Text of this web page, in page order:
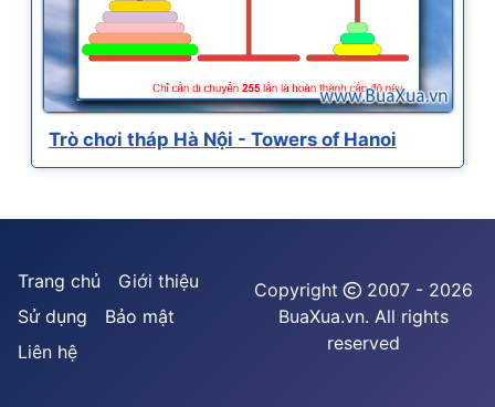
Trò chơi tháp Hà Nội - Towers of Hanoi
Trang chủ
Giới thiệu
Sử dụng
Bảo mật
Liên hệ
Copyright
2007 - 2026
BuaXua.vn. All rights
reserved